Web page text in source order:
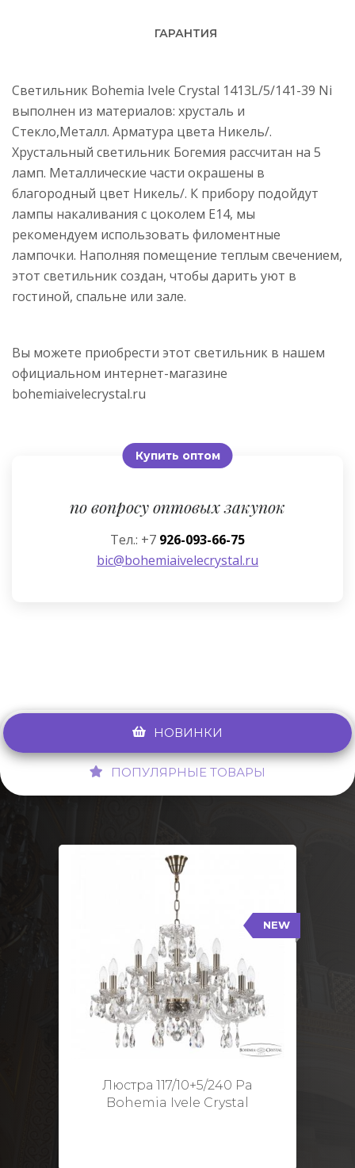
ГАРАНТИЯ
Светильник Bohemia Ivele Crystal 1413L/5/141-39 Ni
выполнен из материалов: хрусталь и
Стекло,Металл. Арматура цвета Никель/.
Хрустальный светильник Богемия рассчитан на 5
ламп. Металлические части окрашены в
благородный цвет Никель/. К прибору подойдут
лампы накаливания с цоколем E14, мы
рекомендуем использовать филоментные
лампочки. Наполняя помещение теплым свечением,
этот светильник создан, чтобы дарить уют в
гостиной, спальне или зале.
Вы можете приобрести этот светильник в нашем
официальном интернет-магазине
bohemiaivelecrystal.ru
Купить оптом
по вопросу оптовых закупок
Тел.: +7 926-093-66-75
bic@bohemiaivelecrystal.ru
НОВИНКИ
ПОПУЛЯРНЫЕ ТОВАРЫ
NEW
Люстра 117/10+5/240 Pa
Bohemia Ivele Crystal
117/10+5/240 Pa
Тип: Стеклянный рожок
Цвет арматуры: Патина/
Кол-во ламп: 15
Диаметр: 70 см